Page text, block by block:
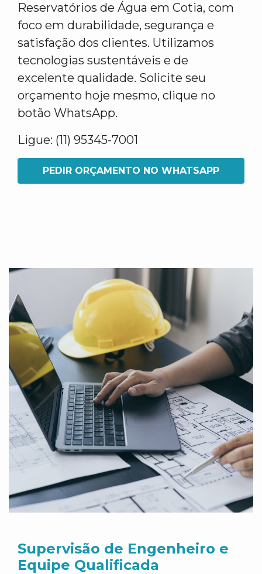
Reservatórios de Água em Cotia, com
foco em durabilidade, segurança e
satisfação dos clientes. Utilizamos
tecnologias sustentáveis e de
excelente qualidade. Solicite seu
orçamento hoje mesmo, clique no
botão WhatsApp.
Ligue: (11) 95345-7001
PEDIR ORÇAMENTO NO WHATSAPP
Supervisão de Engenheiro e
Equipe Qualificada